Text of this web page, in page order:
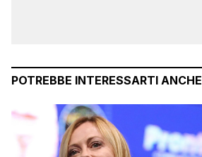
POTREBBE INTERESSARTI ANCHE